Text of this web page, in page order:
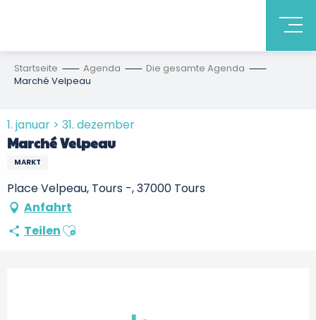
Startseite Agenda
Die gesamte Agenda
Marché Velpeau
1. januar > 31. dezember
Marché Velpeau
MARKT
Place Velpeau, Tours -, 37000 Tours
Anfahrt
TeilenAjouter aux favoris